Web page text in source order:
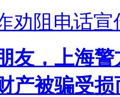
劝阻电话宣
友，上海
产被骗受